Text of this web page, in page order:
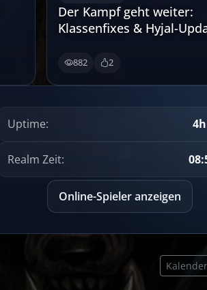
Der Kampf geht weiter:
Klassenfixes & Hyjal-
882 2
Uptime:
Realm Zeit:
Online-Spieler anzeigen